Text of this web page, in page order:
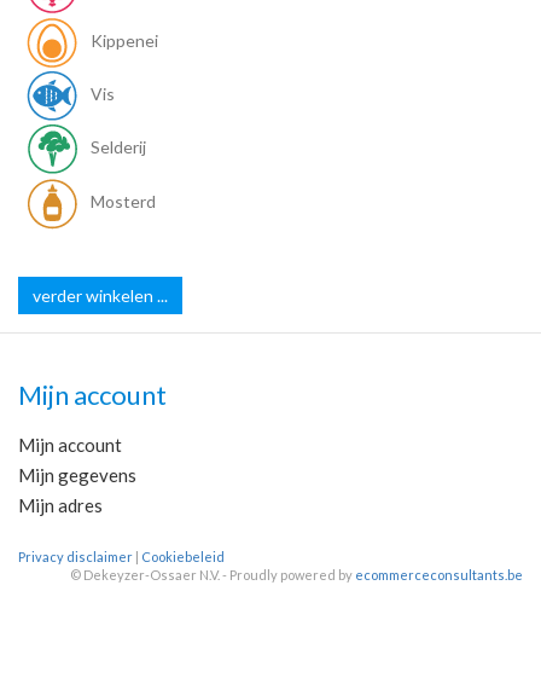
Kippenei
Vis
Selderij
Mosterd
verder winkelen ...
Mijn account
Mijn account
Mijn gegevens
Mijn adres
Privacy disclaimer | Cookiebeleid
© Dekeyzer-Ossaer N.V. - Proudly powered by ecommerceconsultants.be